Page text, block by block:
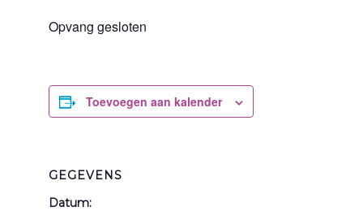
Opvang gesloten
Toevoegen aan kalender
GEGEVENS
Datum: